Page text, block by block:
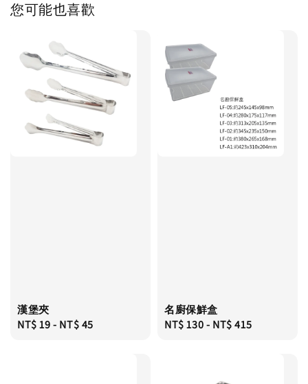
您可能也喜歡
漢堡夾
Regular
NT$ 19- NT$ 45
名廚保鮮盒
Regular
NT$ 130- NT$ 415